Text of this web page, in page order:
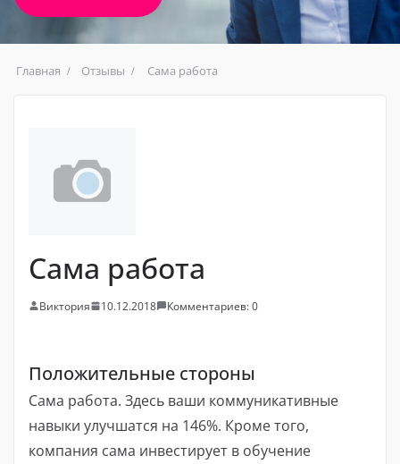
Главная Отзывы Сама работа
Сама работа
Виктория 10.12.2018 Комментариев: 0
Положительные стороны
Сама работа. Здесь ваши коммуникативные
навыки улучшатся на 146%. Кроме того,
компания сама инвестирует в обучение